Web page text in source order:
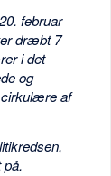
februar
dræbt 7
i det
og
cirkulære af